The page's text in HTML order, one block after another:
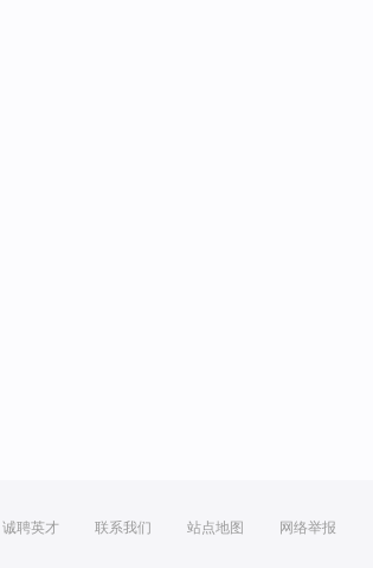
诚聘英才 联系我们 站点地图 网络举报